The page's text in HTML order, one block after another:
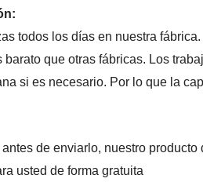
todos los días en nuestra
barato que otras fábricas. Los
si es necesario. Por lo que la
de enviarlo, nuestro
usted de forma gratuita